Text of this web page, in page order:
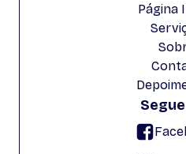
Página